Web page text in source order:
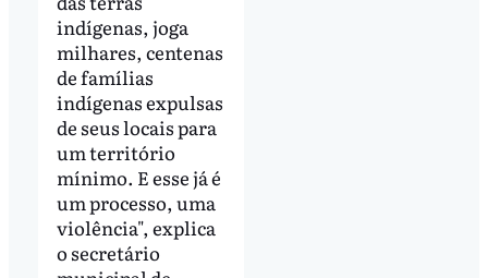
indígenas, joga
milhares, centenas
de famílias
indígenas expulsas
de seus locais para
um território
mínimo. E esse já é
um processo, uma
violência", explica
o secretário